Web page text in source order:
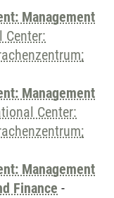
Management
Center:
Management
Center:
Management
Finance -